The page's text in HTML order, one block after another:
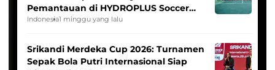
Pemantauan di HYDROPLUS Soccer
League
Indonesia1 minggu yang lalu
Srikandi Merdeka Cup 2026: Turnamen
Sepak Bola Putri Internasional Siap